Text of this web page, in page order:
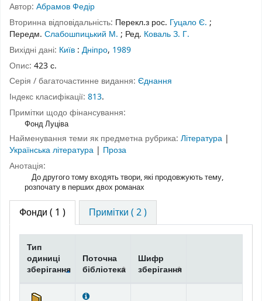
Автор: Абрамов Федір
Вторинна відповідальність: Перекл.з рос. Гуцало Є. ;
Передм. Слабошпицький М. ; Ред. Коваль З. Г.
Вихідні дані: Київ : Дніпро, 1989
Опис: 423 с.
Серія / багаточастинне видання: Єднання
Індекс класифікації: 813.
Примітки щодо фінансування:
Фонд Луціва
Найменування теми як предметна рубрика: Література |
Українська література | Проза
Анотація:
До другого тому входять твори, які продовжують тему,
розпочату в перших двох романах
Фонди ( 1 ) Примітки ( 2 )
Фонди
Тип
одиниці
зберігання
Поточна
бібліотека
Шифр
зберігання